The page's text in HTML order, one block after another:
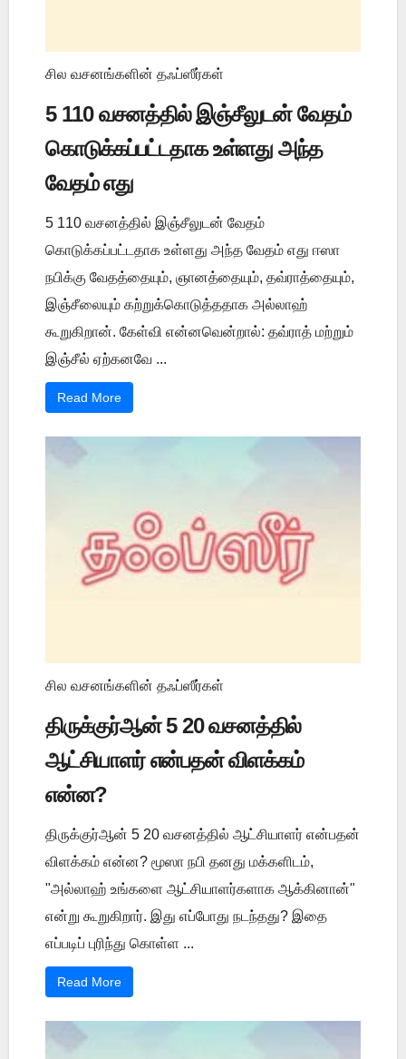
சில வசனங்களின் தஃப்ஸீர்கள்
5 110 வசனத்தில் இஞ்சீலுடன் வேதம்
கொடுக்கப்பட்டதாக உள்ளது அந்த
வேதம் எது
5 110 வசனத்தில் இஞ்சீலுடன் வேதம்
கொடுக்கப்பட்டதாக உள்ளது அந்த வேதம் எது ஈஸா
நபிக்கு வேதத்தையும், ஞானத்தையும், தவ்ராத்தையும்,
இஞ்சீலையும் கற்றுக்கொடுத்ததாக அல்லாஹ்
கூறுகிறான். கேள்வி என்னவென்றால்: தவ்ராத் மற்றும்
இஞ்சீல் ஏற்கனவே ...
Read More
சில வசனங்களின் தஃப்ஸீர்கள்
திருக்குர்ஆன் 5 20 வசனத்தில்
ஆட்சியாளர் என்பதன் விளக்கம்
என்ன?
திருக்குர்ஆன் 5 20 வசனத்தில் ஆட்சியாளர் என்பதன்
விளக்கம் என்ன? மூஸா நபி தனது மக்களிடம்,
"அல்லாஹ் உங்களை ஆட்சியாளர்களாக ஆக்கினான்"
என்று கூறுகிறார். இது எப்போது நடந்தது? இதை
எப்படிப் புரிந்து கொள்ள ...
Read More